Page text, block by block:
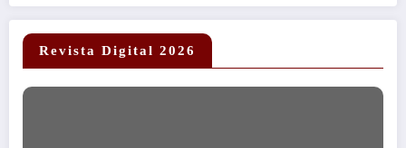
Revista Digital 2026